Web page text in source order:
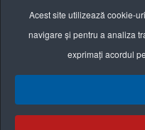
Informații utile
Termeni și condiții
Politica de
Politica cookie
Acest site utilizează cookie-
navigare și pentru a analiza
exprimați acordul